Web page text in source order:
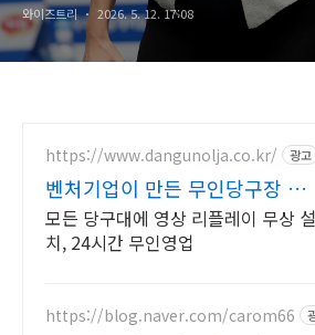
와이즈트리 2026. 5. 12. 17:08
https://www.dangunolja.co.kr/ 광고
벤처기업이 만든 무인당구장 당
구야놀자
모든 당구대에 영상 리플레이 무상 설
치, 24시간 무인영업
https://blog.naver.com/carom66